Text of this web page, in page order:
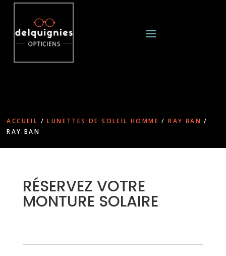
ACCUEIL /LUNETTES DE SOLEIL HOMME /RAY BAN /
RAY BAN
RÉSERVEZ VOTRE
MONTURE SOLAIRE